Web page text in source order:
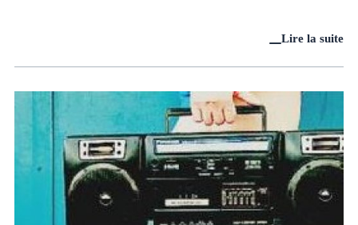
Lire la suite